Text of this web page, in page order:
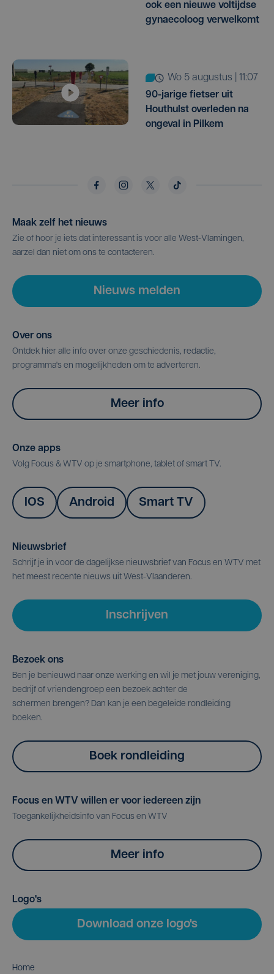
ook een nieuwe voltijdse
gynaecoloog verwelkomt
wo 5 augustus | 11:07
90-jarige fietser uit
Houthulst overleden na
ongeval in Pilkem
Maak zelf het nieuws
Zie of hoor je iets dat interessant is voor alle West-Vlamingen,
aarzel dan niet om ons te contacteren.
Nieuws melden
Over ons
Ontdek hier alle info over onze geschiedenis, redactie,
programma's en mogelijkheden om te adverteren.
Meer info
Onze apps
Volg Focus & WTV op je smartphone, tablet of smart TV.
IOS Android Smart TV
Nieuwsbrief
Schrijf je in voor de dagelijkse nieuwsbrief van Focus en WTV met
het meest recente nieuws uit West-Vlaanderen.
Inschrijven
Bezoek ons
Ben je benieuwd naar onze werking en wil je met jouw vereniging,
bedrijf of vriendengroep een bezoek achter de
schermen brengen? Dan kan je een begeleide rondleiding
boeken.
Boek rondleiding
Focus en WTV willen er voor iedereen zijn
Toegankelijkheidsinfo van Focus en WTV
Meer info
Logo's
Download onze logo's
Home